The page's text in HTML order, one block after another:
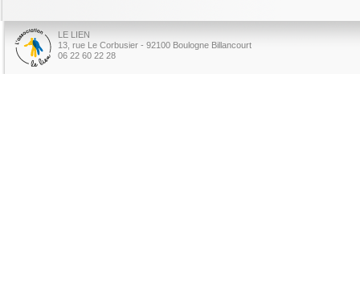
LE LIEN
13, rue Le Corbusier - 92100 Boulogne Billancourt
06 22 60 22 28